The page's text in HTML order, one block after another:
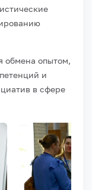
обмена опытом,
и
в сфере